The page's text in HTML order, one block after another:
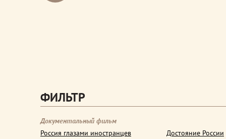
ФИЛЬТР
Документальный фильм
Россия глазами иностранцев
Достояние России